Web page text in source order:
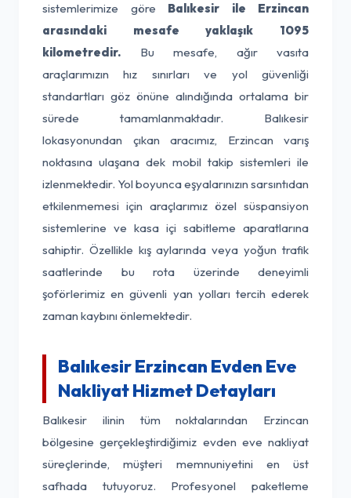
sistemlerimize göre Balıkesir ile Erzincan
arasındaki mesafe yaklaşık 1095
kilometredir. Bu mesafe, ağır vasıta
araçlarımızın hız sınırları ve yol güvenliği
standartları göz önüne alındığında ortalama bir
sürede tamamlanmaktadır. Balıkesir
lokasyonundan çıkan aracımız, Erzincan varış
noktasına ulaşana dek mobil takip sistemleri ile
izlenmektedir. Yol boyunca eşyalarınızın sarsıntıdan
etkilenmemesi için araçlarımız özel süspansiyon
sistemlerine ve kasa içi sabitleme aparatlarına
sahiptir. Özellikle kış aylarında veya yoğun trafik
saatlerinde bu rota üzerinde deneyimli
şoförlerimiz en güvenli yan yolları tercih ederek
zaman kaybını önlemektedir.
Balıkesir Erzincan Evden Eve
Nakliyat Hizmet Detayları
Balıkesir ilinin tüm noktalarından Erzincan
bölgesine gerçekleştirdiğimiz evden eve nakliyat
süreçlerinde, müşteri memnuniyetini en üst
safhada tutuyoruz. Profesyonel paketleme